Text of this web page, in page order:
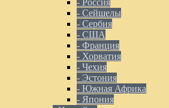
- Сейшелы
- Сербия
- США
- Франция
- Хорватия
- Чехия
- Эстония
- Южная Африка
- Япония